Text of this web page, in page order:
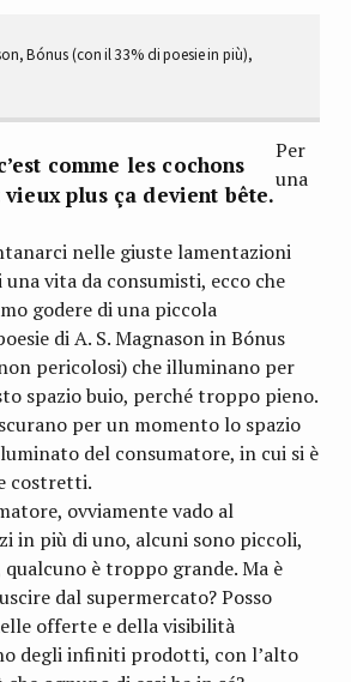
Bónus (con il 33% di poesie in più),
comme les cochons
plus ça devient bête.
Per
una
nelle giuste lamentazioni
vita da consumisti, ecco che
godere di una piccola
di A. S. Magnason in Bónus
pericolosi) che illuminano per
spazio buio, perché troppo pieno.
per un momento lo spazio
del consumatore, in cui si è
costretti.
ovviamente vado al
in più di uno, alcuni sono piccoli,
è troppo grande. Ma è
dal supermercato? Posso
offerte e della visibilità
degli infiniti prodotti, con l’alto